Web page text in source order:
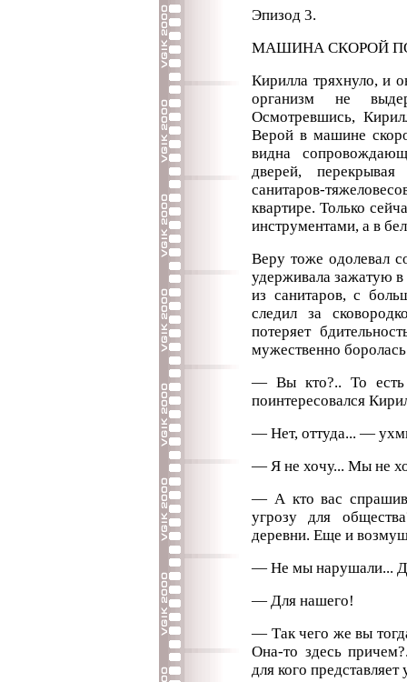
Эпизод 3.
МАШИНА СКОРОЙ
Кирилла тряхнуло, и
организм не
Осмотревшись,
Верой в машине
видна
дверей,
санитаров-
квартире. Только
инструментами, а в
Веру тоже одолевал
удерживала зажатую
из санитаров, с
следил за
потеряет
мужественно
— Вы кто?.. То есть
поинтересовался
— Нет, оттуда... —
— Я не хочу... Мы не
— А кто вас
угрозу для
деревни. Еще и
— Не мы нарушали...
— Для нашего!
— Так чего же вы
Она-то здесь
для кого